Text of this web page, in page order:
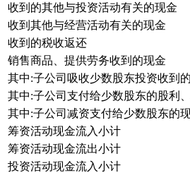
收到的其他与投资活动有关的现金
收到其他与经营活动有关的现金
收到的税收返还
销售商品、提供劳务收到的现金
其中:子公司吸收少数股东投资收到
其中:子公司支付给少数股东的股利
其中:子公司减资支付给少数股东的
筹资活动现金流入小计
筹资活动现金流出小计
投资活动现金流入小计